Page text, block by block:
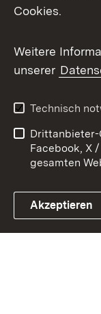
Youtube
Link zum
Kontakt
Impressum
Cookies.
Weitere
unserer
Technisch
Drittanbieter-
Facebook, X
gesamten
Akzeptieren